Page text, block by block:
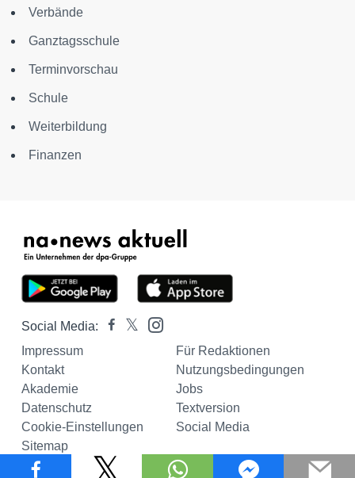
Verbände
Ganztagsschule
Terminvorschau
Schule
Weiterbildung
Finanzen
Social Media:
Impressum
Für Redaktionen
Kontakt
Nutzungsbedingungen
Akademie
Jobs
Datenschutz
Textversion
Cookie-Einstellungen
Social Media
Sitemap